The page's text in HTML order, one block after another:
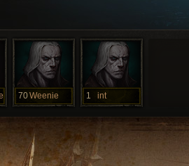
70Weenie 1 int